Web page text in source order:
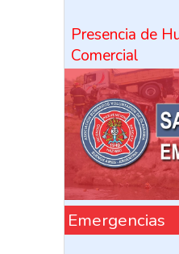
Presencia de
Comercial
Emergencias